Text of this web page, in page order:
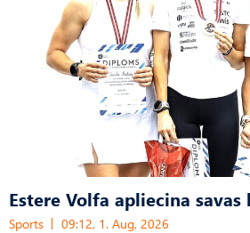
Estere Volfa apliecina
Sports 09:12, 1. Aug, 2026